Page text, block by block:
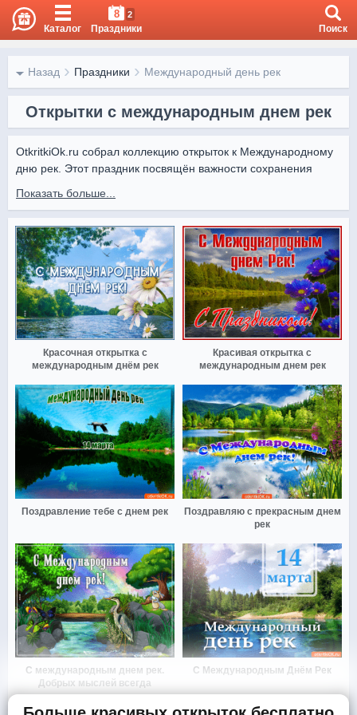
Каталог
8 2
Праздники Поиск
Назад Праздники Международный день рек
Открытки с международным днем рек
OtkritkiOk.ru собрал коллекцию открыток к Международному
дню рек. Этот праздник посвящён важности сохранения
надписями можно скачать бесплатно или поделиться ими
онлайн.
Показать больше...
Красочная открытка с
международным днём рек
Красивая открытка с
международным днем рек
Поздравление тебе с днем рек
Поздравляю с прекрасным днем
рек
С международным днем рек.
Добрых мыслей всегда
С Международным Днём Рек